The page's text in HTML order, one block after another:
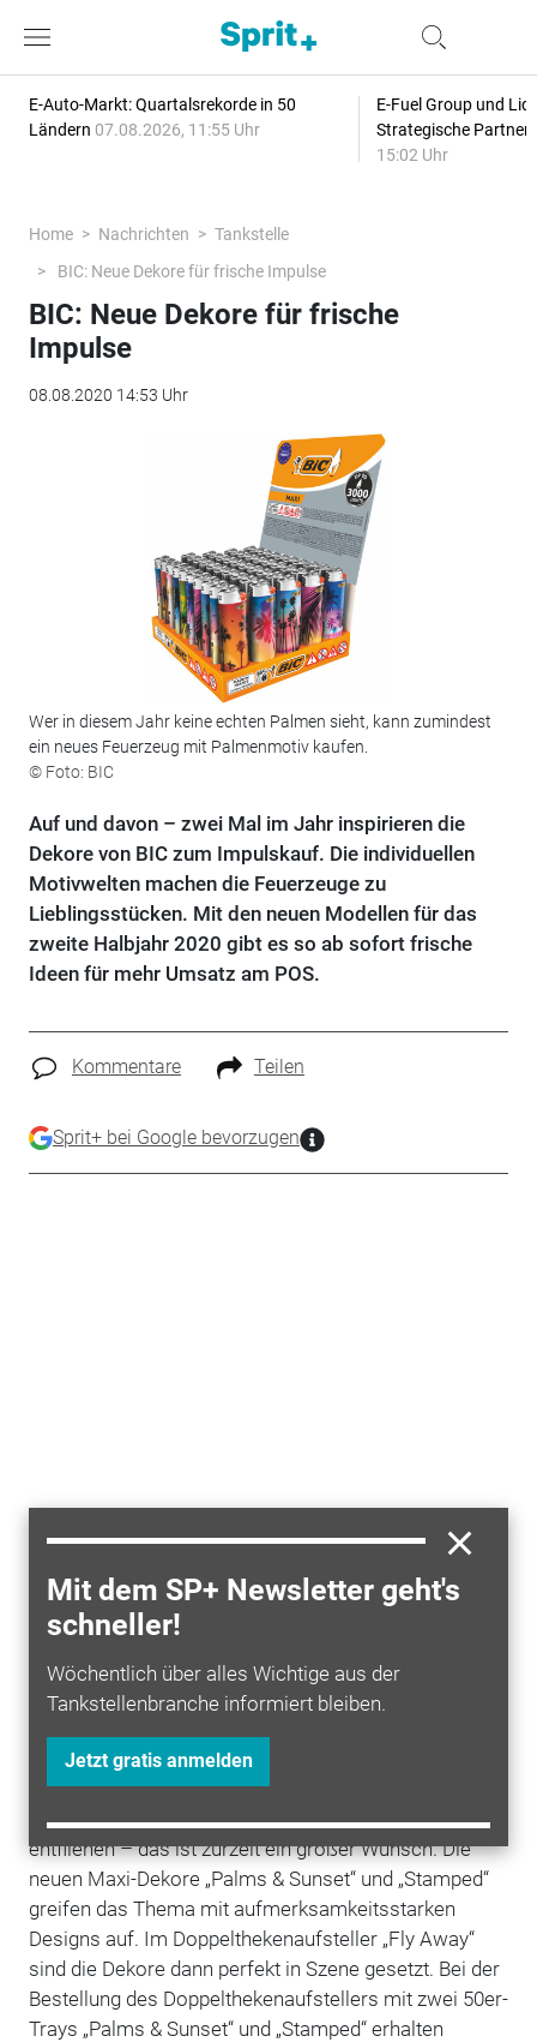
E-Auto-Markt: Quartalsrekorde in 50
Ländern 07.08.2026, 11:55 Uhr
E-Fuel Group und
Strategische
15:02 Uhr
Home Nachrichten
Tankstelle
BIC: Neue Dekore für frische Impulse
BIC: Neue Dekore für frische
Impulse
08.08.2020 14:53 Uhr
Wer in diesem Jahr keine echten Palmen sieht, kann zumindest
ein neues Feuerzeug mit Palmenmotiv kaufen.
© Foto: BIC
Auf und davon – zwei Mal im Jahr inspirieren die
Dekore von BIC zum Impulskauf. Die individuellen
Motivwelten machen die Feuerzeuge zu
Lieblingsstücken. Mit den neuen Modellen für das
zweite Halbjahr 2020 gibt es so ab sofort frische
Ideen für mehr Umsatz am POS.
Kommentare Teilen
Sprit+ bei Google bevorzugen
Mit dem SP+ Newsletter geht's
schneller!
Wöchentlich über alles Wichtige aus der
Tankstellenbranche informiert bleiben.
Jetzt gratis anmelden
bis zu süßen Hunden: BIC bietet attraktive
Umsatzbringer für Tankstellen, Kioske und den
Tabakfachhandel. Einfach mal raus und dem Alltag
entfliehen – das ist zurzeit ein großer Wunsch. Die
neuen Maxi-Dekore „Palms & Sunset“ und „Stamped“
greifen das Thema mit aufmerksamkeitsstarken
Designs auf. Im Doppelthekenaufsteller „Fly Away“
sind die Dekore dann perfekt in Szene gesetzt. Bei der
Bestellung des Doppelthekenaufstellers mit zwei 50er-
Trays „Palms & Sunset“ und „Stamped“ erhalten